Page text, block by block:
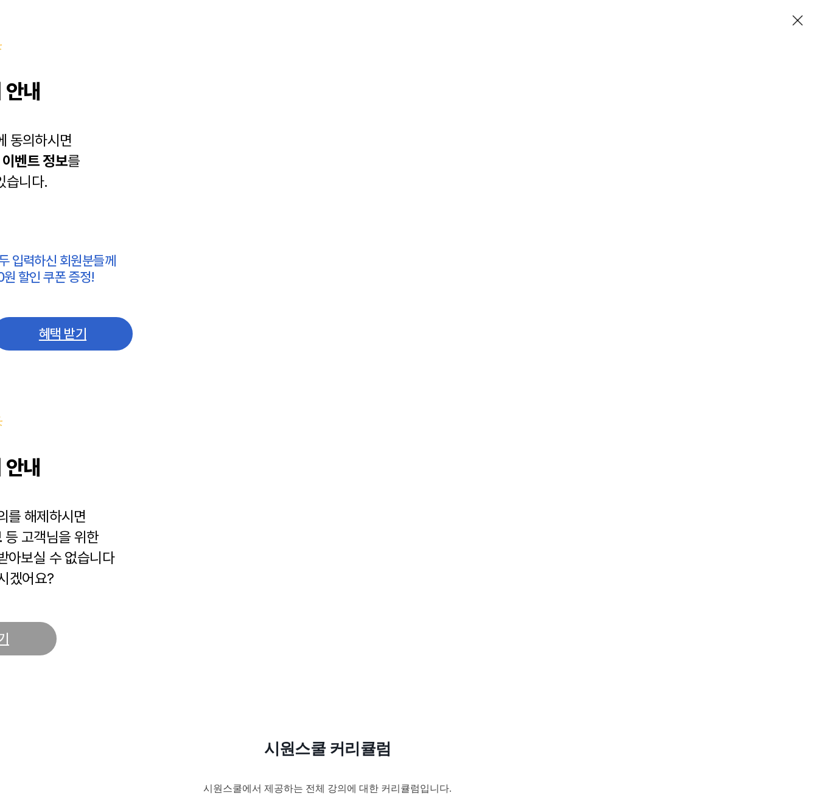
내
동의하시면
이벤트 정보를
습니다.
입력하신 회원분들께
할인 쿠폰 증정!
혜택 받기
내
를 해제하시면
등 고객님을 위한
아보실 수 없습니다
겠어요?
시원스쿨 커리큘럼
시원스쿨에서 제공하는 전체 강의에 대한 커리큘럼입니다.